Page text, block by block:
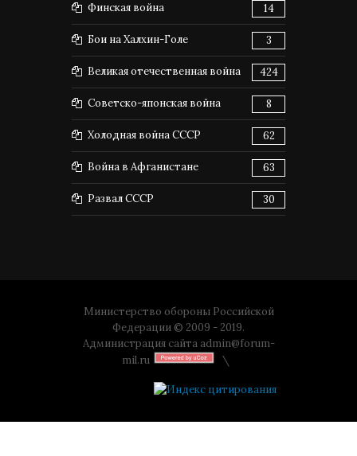
Финская война 14
Бои на Халхин-Голе 3
Великая отечественная война 424
Советско-японская война 8
Холодная война СССР 62
Война в Афганистане 63
Развал СССР 30
Министерство обороны Российской
Федерации © 2009 - 2019.
Администрация сайта admin@forum-
mil.ru